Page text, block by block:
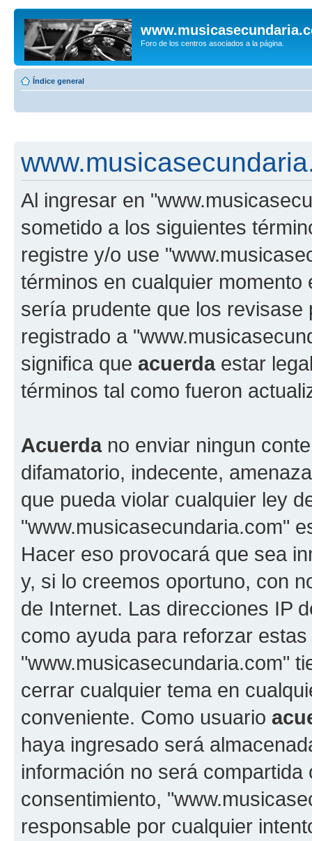
Foro de los centros asociados a la página.
Índice general
Al ingresar en
sometido a los siguientes
registre y/o use
términos en cualquier
sería prudente que los
registrado a
significa que acuerdaestar
términos tal como fueron
Acuerdano enviar ningun
difamatorio, indecente,
que pueda violar cualquier ley
"www.musicasecundaria.com"
Hacer eso provocará que sea
y, si lo creemos oportuno, con
de Internet. Las direcciones IP
como ayuda para reforzar
"www.musicasecundaria.com"
cerrar cualquier tema en
conveniente. Como usuario
haya ingresado será
información no será
consentimiento,
responsable por cualquier